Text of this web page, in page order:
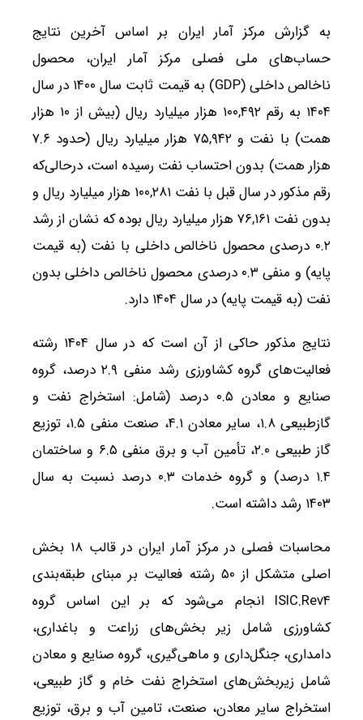
به گزارش مرکز آمار ایران بر اساس آخرین نتایج
حساب‌های ملی فصلی مرکز آمار ایران، محصول
ناخالص داخلی (GDP) به قیمت ثابت سال ۱۴۰۰ در سال
۱۴۰۴ به رقم ۱۰۰,۴۹۲ هزار میلیارد ریال (بیش از ۱۰ هزار
همت) با نفت و ۷۵,۹۴۲ هزار میلیارد ریال (حدود ۷.۶
هزار همت) بدون احتساب نفت رسیده است، درحالی‌که
رقم مذکور در سال قبل با نفت ۱۰۰,۲۸۱ هزار میلیارد ریال و
بدون نفت ۷۶,۱۶۱ هزار میلیارد ریال بوده که نشان از رشد
۰.۲ درصدی محصول ناخالص داخلی با نفت (به قیمت
پایه) و منفی ۰.۳ درصدی محصول ناخالص داخلی بدون
نفت (به قیمت پایه) در سال ۱۴۰۴ دارد.
نتایج مذکور حاکی از آن است که در سال ۱۴۰۴ رشته
فعالیت‌های گروه کشاورزی رشد منفی ۲.۹ درصد، گروه
صنایع و معادن ۰.۵ درصد (شامل: استخراج نفت و
گازطبیعی ۱.۸، سایر معادن ۴.۱، صنعت منفی ۱.۵، توزیع
گاز طبیعی ۲.۰، تأمین آب و برق منفی ۶.۵ و ساختمان
۱.۴ درصد) و گروه خدمات ۰.۳ درصد نسبت به سال
۱۴۰۳ رشد داشته است.
محاسبات فصلی در مرکز آمار ایران در قالب ۱۸ بخش
اصلی متشکل از ۵۰ رشته فعالیت بر مبنای طبقه‌بندی
ISIC.Rev۴ انجام می‌شود که بر این اساس گروه
کشاورزی شامل زیر بخش‌های زراعت و باغداری،
دامداری، جنگل‌داری و ماهی‌گیری، گروه صنایع و معادن
شامل زیربخش‌های استخراج نفت خام و گاز طبیعی،
استخراج سایر معادن، صنعت، تامین آب و برق، توزیع